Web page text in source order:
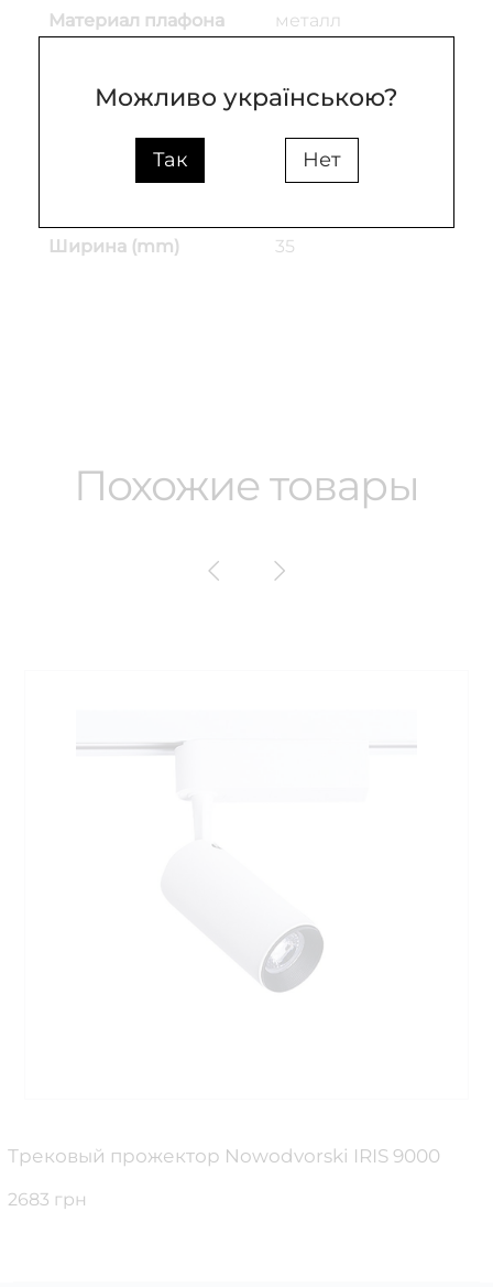
Материал плафона металл
Цвет плафона коричневый
Длина кабеля (mm) 300
Ширина (mm) 35
Похожие товары
Трековый прожектор Nowodvorski IRIS 9000
2683 грн
Можливо українською?
Так Нет